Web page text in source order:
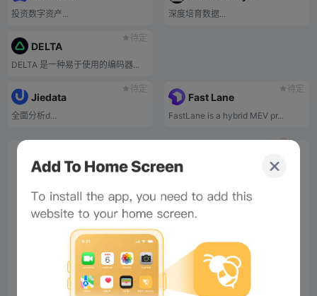
投资数字资产... 深度培育数据...
待定
DELTA
DELTA 是一种易于使用的编码器...
待定
Jiedata
全面分析d...
待定
Fast Lane
FastLane is a hybrid MEV pr...
Bee Score
tbd
Comments (0)